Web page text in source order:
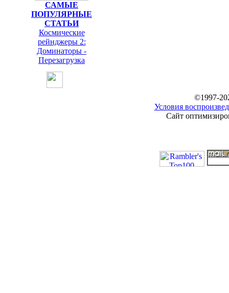
САМЫЕ
ПОПУЛЯРНЫЕ
СТАТЬИ
Космические
рейнджеры 2:
Доминаторы -
Перезагрузка
©1997-
Условия
Сайт